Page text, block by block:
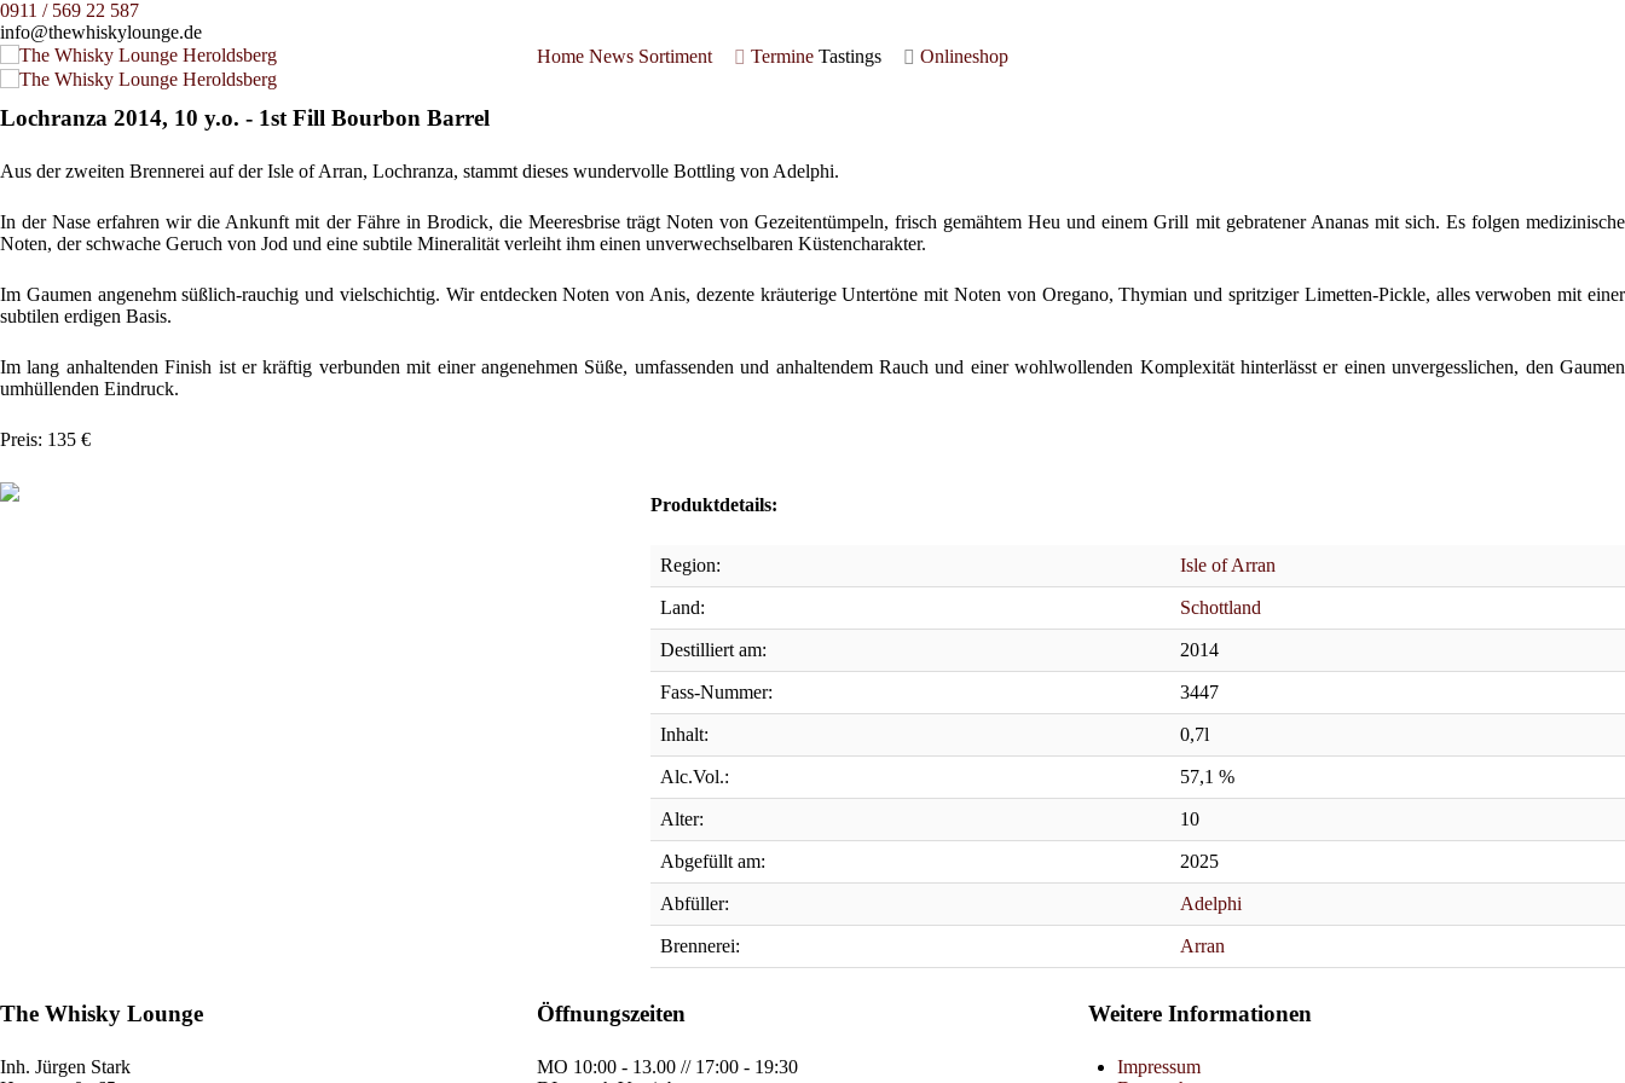
0911 / 569 22 587
info@thewhiskylounge.de
Home News Sortiment Termine Tastings Onlineshop
Lochranza 2014, 10 y.o. - 1st Fill Bourbon Barrel
Aus der zweiten Brennerei auf der Isle of Arran, Lochranza, stammt dieses wundervolle Bottling von Adelphi.
In der Nase erfahren wir die Ankunft mit der Fähre in Brodick, die Meeresbrise trägt Noten von Gezeitentümpeln, frisch gemähtem Heu und einem Grill mit gebratener Ananas mit sich. Es folgen medizinische
Noten, der schwache Geruch von Jod und eine subtile Mineralität verleiht ihm einen unverwechselbaren Küstencharakter.
Im Gaumen angenehm süßlich-rauchig und vielschichtig. Wir entdecken Noten von Anis, dezente kräuterige Untertöne mit Noten von Oregano, Thymian und spritziger Limetten-Pickle, alles verwoben mit einer
subtilen erdigen Basis.
Im lang anhaltenden Finish ist er kräftig verbunden mit einer angenehmen Süße, umfassenden und anhaltendem Rauch und einer wohlwollenden Komplexität hinterlässt er einen unvergesslichen, den Gaumen
umhüllenden Eindruck.
Preis: 135 €
Produktdetails:
Region: Isle of Arran
Land: Schottland
Destilliert am: 2014
Fass-Nummer: 3447
Inhalt: 0,7l
Alc.Vol.: 57,1 %
Alter: 10
Abgefüllt am: 2025
Abfüller: Adelphi
Brennerei: Arran
The Whisky Lounge
Inh. Jürgen Stark
Öffnungszeiten
MO 10:00 - 13.00 // 17:00 - 19:30
Weitere Informationen
Impressum